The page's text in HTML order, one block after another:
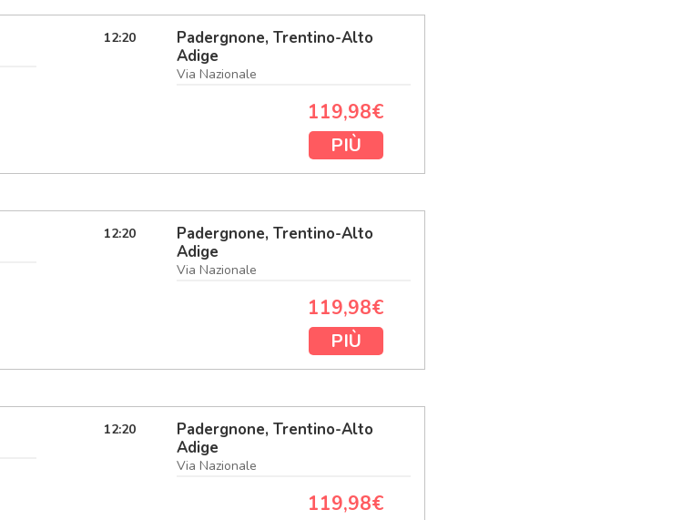
12:20
Padergnone, Trentino-Alto
Adige
Via Nazionale
119,98€
PIÙ
12:20
Padergnone, Trentino-Alto
Adige
Via Nazionale
119,98€
PIÙ
12:20
Padergnone, Trentino-Alto
Adige
Via Nazionale
119,98€